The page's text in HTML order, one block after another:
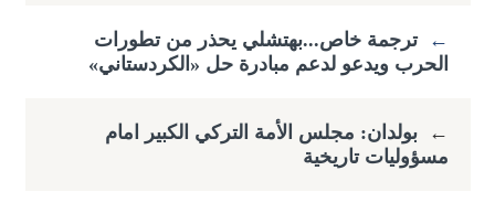
← ترجمة خاص...بهتشلي يحذر من تطورات
الحرب ويدعو لدعم مبادرة حل «الكردستاني»
←
بولدان: مجلس الأمة التركي الكبير امام
مسؤوليات تاريخية